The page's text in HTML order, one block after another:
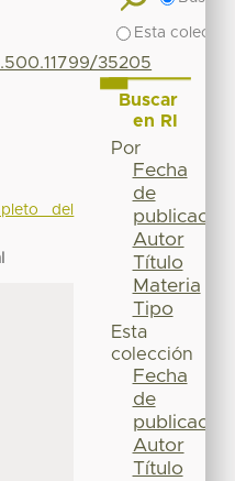
35205
del
Esta
Buscar
en RI
Por
Fecha
de
publicación
Autor
Título
Materia
Tipo
Esta
colección
Fecha
de
publicación
Autor
Título